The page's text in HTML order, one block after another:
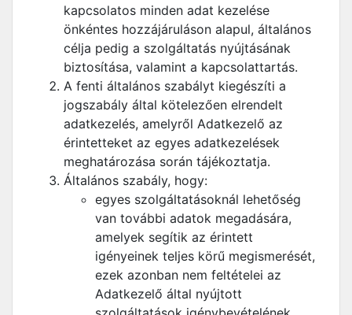
kapcsolatos minden adat kezelése
önkéntes hozzájáruláson alapul, általános
célja pedig a szolgáltatás nyújtásának
biztosítása, valamint a kapcsolattartás.
A fenti általános szabályt kiegészíti a
jogszabály által kötelezően elrendelt
adatkezelés, amelyről Adatkezelő az
érintetteket az egyes adatkezelések
meghatározása során tájékoztatja.
Általános szabály, hogy:
egyes szolgáltatásoknál lehetőség
van további adatok megadására,
amelyek segítik az érintett
igényeinek teljes körű megismerését,
ezek azonban nem feltételei az
Adatkezelő által nyújtott